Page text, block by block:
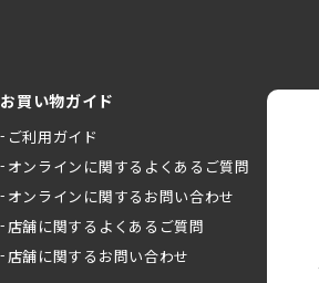
お買い物ガイド
ご利用ガイド
オンラインに関するよくあるご質問
オンラインに関するお問い合わせ
店舗に関するよくあるご質問
店舗に関するお問い合わせ